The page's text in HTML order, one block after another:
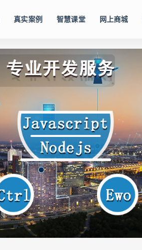
真实案例 智慧课堂 网上商城